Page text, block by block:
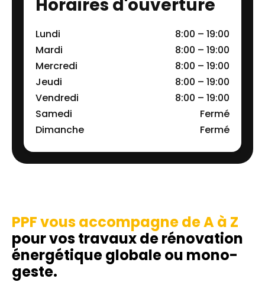
Horaires d'ouverture
Lundi
8:00 – 19:00
Mardi
8:00 – 19:00
Mercredi
8:00 – 19:00
Jeudi
8:00 – 19:00
Vendredi
8:00 – 19:00
Samedi
Fermé
Dimanche
Fermé
PPF vous accompagne de A à Z
pour vos travaux de rénovation
énergétique globale ou mono-
geste.